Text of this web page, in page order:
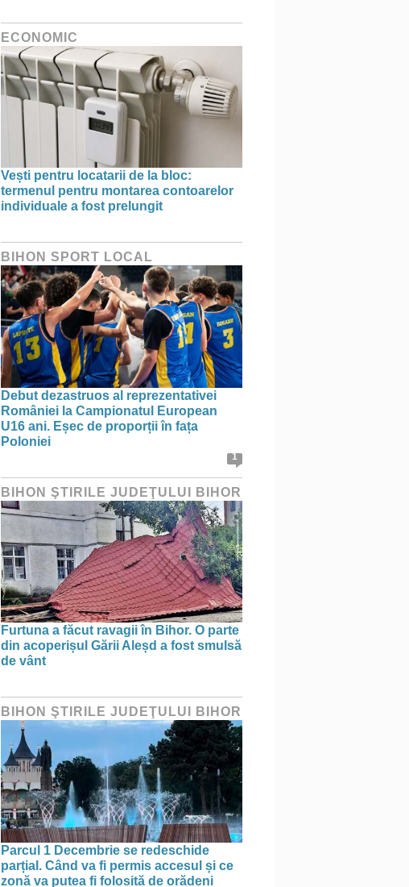
ECONOMIC
Vești pentru locatarii de la bloc:
termenul pentru montarea contoarelor
individuale a fost prelungit
BIHON SPORT LOCAL
Debut dezastruos al reprezentativei
României la Campionatul European
U16 ani. Eșec de proporții în fața
Poloniei
1
BIHON ŞTIRILE JUDEŢULUI BIHOR
Furtuna a făcut ravagii în Bihor. O parte
din acoperișul Gării Aleșd a fost smulsă
de vânt
BIHON ŞTIRILE JUDEŢULUI BIHOR
Parcul 1 Decembrie se redeschide
parțial. Când va fi permis accesul și ce
zonă va putea fi folosită de orădeni